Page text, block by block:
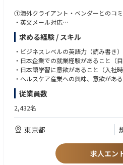
①海外クライアント・ベンダーとのコ
・英文メール対応
・Web会議でのコミュニケーションサポ
・ドキュメント翻訳・内容確認等
②上記に付随する事務サポート業務
求める経験 / スキル
・ビジネスレベルの英語力（読み書き）
・日本企業での就業経験があること（
・日本語学習に意欲があること（入社
・ヘルスケア産業への興味、意欲があ
従業員数
2,432名
東京都
求人エン